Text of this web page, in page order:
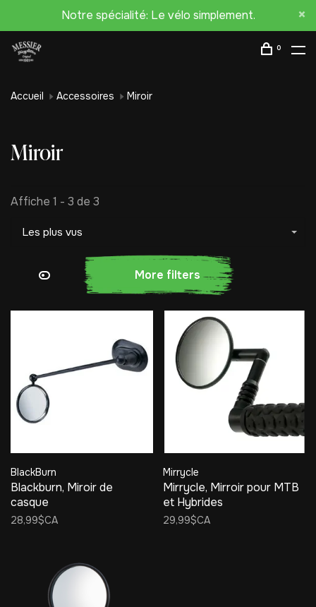
Notre spécialité: Le vélo simplement.
0
Accueil Accessoires Miroir
Miroir
Affiche 1 - 3 de 3
Les plus vus
More filters
BlackBurn
Blackburn, Miroir de
casque
28,99$CA
Mirrycle
Mirrycle, Mirroir pour MTB
et Hybrides
29,99$CA